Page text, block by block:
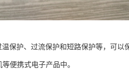
保护、过流保护和短路保护等，可以
便携式电子产品中。